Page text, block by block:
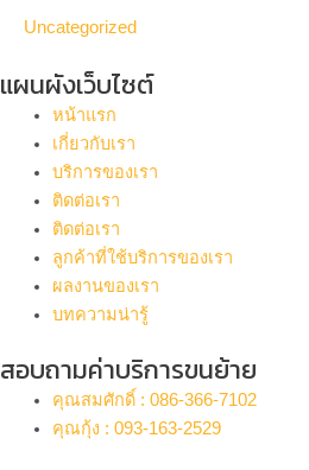
Uncategorized
แผนผังเว็บไซต์
หน้าแรก
เกี่ยวกับเรา
บริการของเรา
ติดต่อเรา
ติดต่อเรา
ลูกค้าที่ใช้บริการของเรา
ผลงานของเรา
บทความน่ารู้
สอบถามค่าบริการขนย้าย
คุณสมศักดิ์ : 086-366-7102
คุณกุ้ง : 093-163-2529